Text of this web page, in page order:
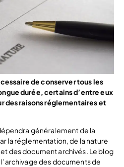
de conserver tous les
durée, certains d’entre eux
des raisons réglementaires et
généralement de la
la réglementation, de la nature
des document archivés. Le blog
des documents de